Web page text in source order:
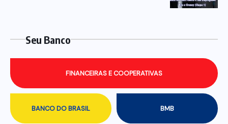
Seu Banco
BANCO DO BRASIL BMB
FINANCEIRAS E COOPERATIVAS